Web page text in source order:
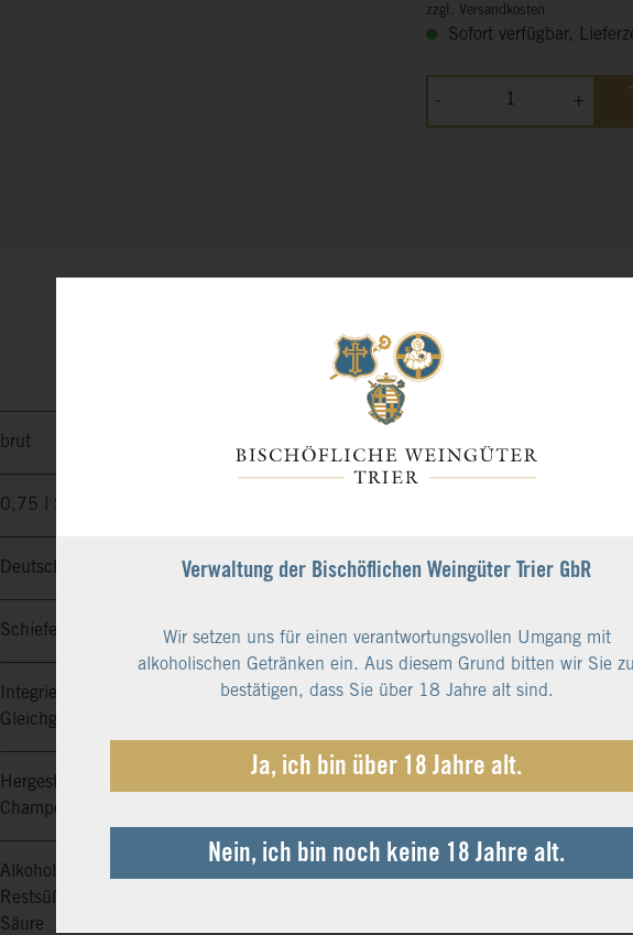
zzgl. Versandkosten
Sofort verfügbar,
- +
brut
0,75 l Sekt
Deutschland, Mosel
Schieferverwitterungsböden verschiedener Steillagen
Integrierte Anbaumethoden, die unsere wertvollen Böden schützen und die
Gleichgewicht zu finden und somit Trauben in perfekter physiologischer Reife zu
Hergestellt mit größter handwerklicher Sorgfalt im traditionellen Verfahren der
Champenoise).
Alkoholgehalt
Restsüße
Säure
Verwaltung der Bischöflichen Weingüter Trier GbR
Wir setzen uns für einen verantwortungsvollen Umgang mit
alkoholischen Getränken ein. Aus diesem Grund bitten wir Sie zu
bestätigen, dass Sie über 18 Jahre alt sind.
Ja, ich bin über 18 Jahre alt.
Nein, ich bin noch keine 18 Jahre alt.